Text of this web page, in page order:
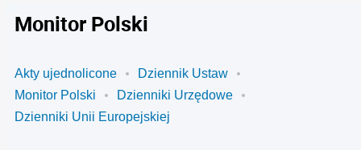
Monitor Polski
Akty ujednolicone
Dziennik Ustaw
Monitor Polski
Dzienniki Urzędowe
Dzienniki Unii Europejskiej